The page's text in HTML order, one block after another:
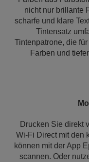
nicht nur brillante
scharfe und klare
Tintensatz
Tintenpatrone, die
Farben und
Drucken Sie direkt
Wi-Fi Direct mit den
können mit der App
scannen. Oder